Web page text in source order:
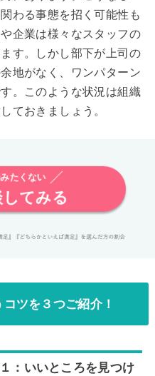
わる事態を招く可能性も
企業は様々なスタッフの
す。しかし部下が上司の
地がなく、ワンパターン
。このような状況は組織
ておきましょう。
たくない
てみる
ツを３つご紹介！
：いいところを見つけ